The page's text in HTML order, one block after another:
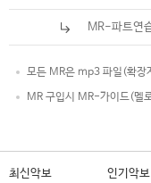
MR-파트연
모든 MR은 mp3 파일(확
MR 구입시 MR-가이드(멜
최신악보 인기악보